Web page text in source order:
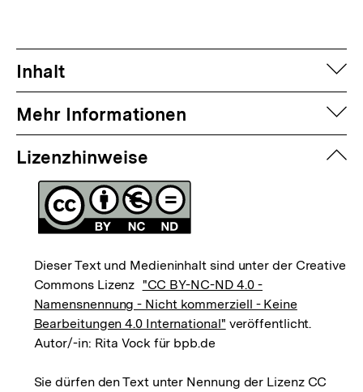
Inhalt
Mehr Informationen
Lizenzhinweise
Dieser Text und Medieninhalt sind unter der Creative
Commons Lizenz "CC BY-NC-ND 4.0 -
Namensnennung - Nicht kommerziell - Keine
Bearbeitungen 4.0 International" veröffentlicht.
Autor/-in: Rita Vock für bpb.de
Sie dürfen den Text unter Nennung der Lizenz CC